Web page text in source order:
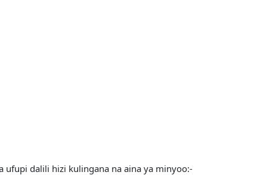
ufupi dalili hizi kulingana na aina ya minyoo:-